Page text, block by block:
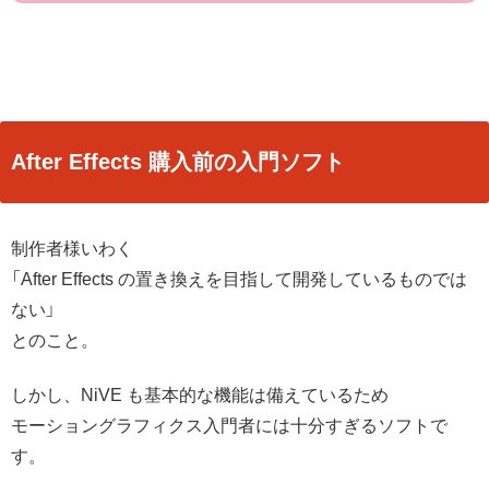
After Effects 購入前の入門ソフト
制作者様いわく
「After Effects の置き換えを目指して開発しているものでは
ない」
とのこと。
しかし、NiVE も基本的な機能は備えているため
モーショングラフィクス入門者には十分すぎるソフトで
す。